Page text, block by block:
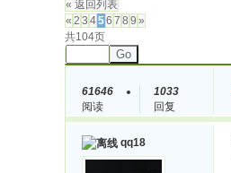
« 返回列表
« 2 3 456 7 8 9 »
共104页
Go
61646
阅读
1033
回复
qq18